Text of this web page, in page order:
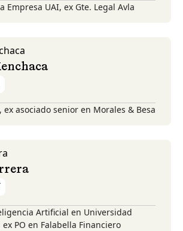
Empresa UAI, ex Gte. Legal Avla
ex asociado senior en Morales & Besa
Artificial en Universidad
PO en Falabella Financiero